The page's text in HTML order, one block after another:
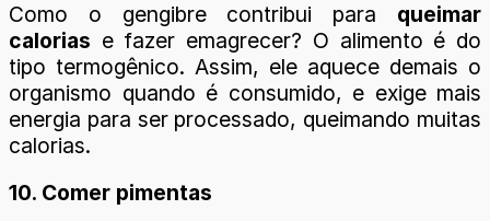
Como o gengibre contribui para queimar
calorias e fazer emagrecer? O alimento é do
tipo termogênico. Assim, ele aquece demais o
organismo quando é consumido, e exige mais
energia para ser processado, queimando muitas
calorias.
10. Comer pimentas